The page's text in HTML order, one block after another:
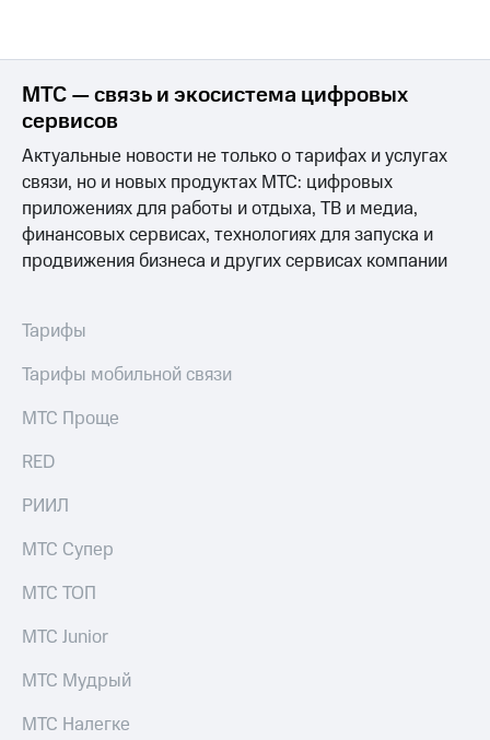
МТС — связь и экосистема цифровых
сервисов
Актуальные новости не только о тарифах и услугах
связи, но и новых продуктах МТС: цифровых
приложениях для работы и отдыха, ТВ и медиа,
финансовых сервисах, технологиях для запуска и
продвижения бизнеса и других сервисах компании
Тарифы
Тарифы мобильной связи
МТС Проще
RED
РИИЛ
МТС Супер
МТС ТОП
МТС Junior
МТС Мудрый
МТС Налегке